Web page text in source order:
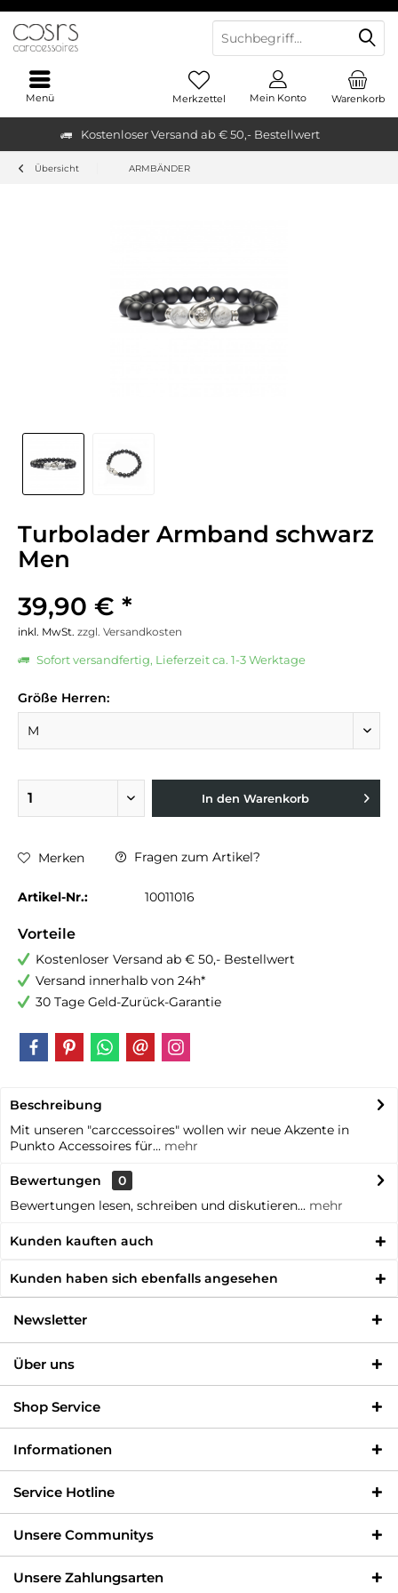
Kostenloser Versand ab € 50,- Bestellwert
Warenkorb
Merkzettel Mein Konto
Menü
Übersicht ARMBÄNDER
Turbolader Armband schwarz
Men
39,90 € *
inkl. MwSt. zzgl. Versandkosten
Sofort versandfertig, Lieferzeit ca. 1-3 Werktage
Größe Herren:
In den Warenkorb
Merken Fragen zum Artikel?
Artikel-Nr.: 10011016
Vorteile
Kostenloser Versand ab € 50,- Bestellwert
Versand innerhalb von 24h*
30 Tage Geld-Zurück-Garantie
Beschreibung
Mit unseren "carccessoires" wollen wir neue Akzente in
Punkto Accessoires für... mehr
Bewertungen
0
Bewertungen lesen, schreiben und diskutieren... mehr
Kunden kauften auch
Kunden haben sich ebenfalls angesehen
Newsletter
Über uns
Shop Service
Informationen
Service Hotline
Unsere Communitys
Unsere Zahlungsarten